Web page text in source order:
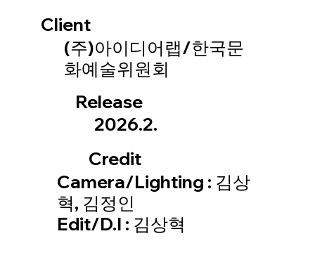
Client
(주)아이디어랩/한국문
화예술위원회
Release
2026.2.
Credit
Camera/Lighting : 김상
혁, 김정인
Edit/D.I : 김상혁